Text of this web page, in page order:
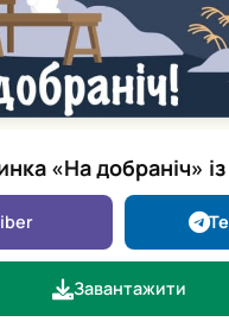
«На добраніч»
Завантажити